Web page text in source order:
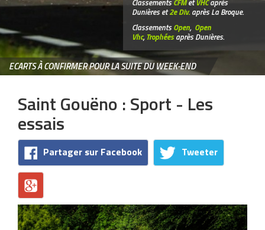
ClassementsCFMetVHCaprès
Dunières et2e Div. après La Broque.
ClassementsOpen, Open
Vhc, Trophéesaprès Dunières.
ECARTS À CONFIRMER POUR LA SUITE DU WEEK-END
Saint Gouëno : Sport - Les
essais
Partager sur Facebook Tweeter